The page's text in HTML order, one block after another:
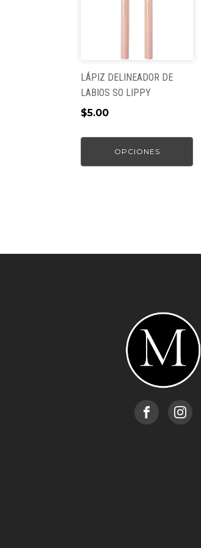
LÁPIZ DELINEADOR DE
LABIOS SO LIPPY
$5.00
OPCIONES
variantes.
pueden
elegir
en
página
producto